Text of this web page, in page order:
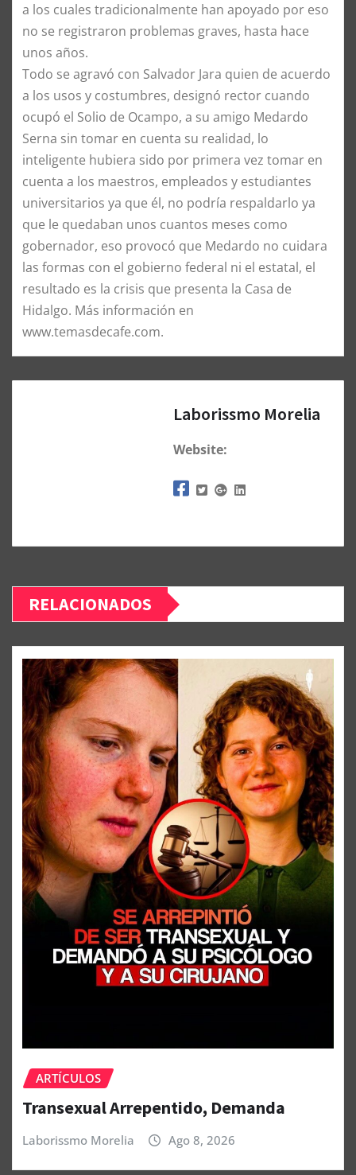
a los cuales tradicionalmente han apoyado por eso
no se registraron problemas graves, hasta hace
unos años.
Todo se agravó con Salvador Jara quien de acuerdo
a los usos y costumbres, designó rector cuando
ocupó el Solio de Ocampo, a su amigo Medardo
Serna sin tomar en cuenta su realidad, lo
inteligente hubiera sido por primera vez tomar en
cuenta a los maestros, empleados y estudiantes
universitarios ya que él, no podría respaldarlo ya
que le quedaban unos cuantos meses como
gobernador, eso provocó que Medardo no cuidara
las formas con el gobierno federal ni el estatal, el
resultado es la crisis que presenta la Casa de
Hidalgo. Más información en
www.temasdecafe.com.
Laborissmo Morelia
Website:
RELACIONADOS
ARTÍCULOS
Transexual Arrepentido, Demanda
Laborissmo Morelia Ago 8, 2026